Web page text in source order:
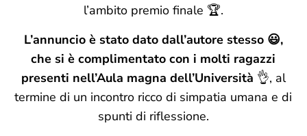
l’ambito premio finale 🏆.
L’annuncio è stato dato dall’autore stesso 😃,
che si è complimentato con i molti ragazzi
presenti nell’Aula magna dell’Università 👌, al
termine di un incontro ricco di simpatia umana e di
spunti di riflessione.